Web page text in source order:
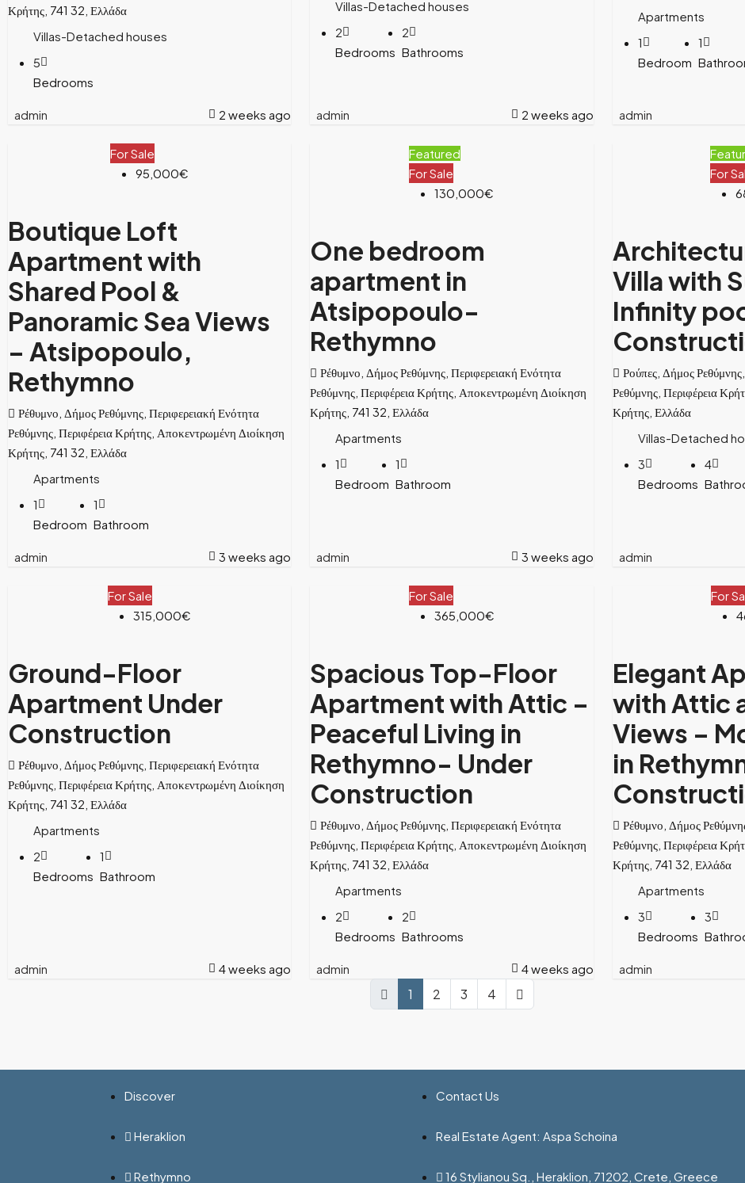
Κρήτης, 741 32, Ελλάδα
Villas-Detached houses
5
Bedrooms
admin 2 weeks ago
Villas-Detached houses
2
Bedrooms
2
Bathrooms
admin 2 weeks ago
Apartments
1
Bedroom
1
admin
For Sale
95,000€
Boutique Loft
Apartment with
Shared Pool &
Panoramic Sea Views
– Atsipopoulo,
Rethymno
Ρέθυμνο, Δήμος Ρεθύμνης, Περιφερειακή Ενότητα
Ρεθύμνης, Περιφέρεια Κρήτης, Αποκεντρωμένη Διοίκηση
Κρήτης, 741 32, Ελλάδα
Apartments
1
Bedroom
1
Bathroom
admin 3 weeks ago
Featured
For Sale
130,000€
One bedroom
apartment in
Atsipopoulo-
Rethymno
Ρέθυμνο, Δήμος Ρεθύμνης, Περιφερειακή Ενότητα
Ρεθύμνης, Περιφέρεια Κρήτης, Αποκεντρωμένη Διοίκηση
Κρήτης, 741 32, Ελλάδα
Apartments
1
Bedroom
1
Bathroom
admin 3 weeks ago
For
Villa with
Infinity
Ρούπες, Δήμος
Ρεθύμνης, Περιφέρεια
Κρήτης, Ελλάδα
Villas-Detached
3
Bedrooms
4
admin
For Sale
315,000€
Ground-Floor
Apartment Under
Construction
Ρέθυμνο, Δήμος Ρεθύμνης, Περιφερειακή Ενότητα
Ρεθύμνης, Περιφέρεια Κρήτης, Αποκεντρωμένη Διοίκηση
Κρήτης, 741 32, Ελλάδα
Apartments
2
Bedrooms
1
Bathroom
admin 4 weeks ago
For Sale
365,000€
Spacious Top-Floor
Apartment with Attic –
Peaceful Living in
Rethymno- Under
Construction
Ρέθυμνο, Δήμος Ρεθύμνης, Περιφερειακή Ενότητα
Ρεθύμνης, Περιφέρεια Κρήτης, Αποκεντρωμένη Διοίκηση
Κρήτης, 741 32, Ελλάδα
Apartments
2
Bedrooms
2
Bathrooms
admin 4 weeks ago
For
Elegant
with Attic
Views –
in
Ρέθυμνο, Δήμος
Ρεθύμνης, Περιφέρεια
Κρήτης, 741 32, Ελλάδα
Apartments
3
Bedrooms
3
admin
1 2 3 4
Discover
Heraklion
Rethymno
Contact Us
Real Estate Agent: Aspa Schoina
16 Stylianou Sq., Heraklion, 71202, Crete, Greece